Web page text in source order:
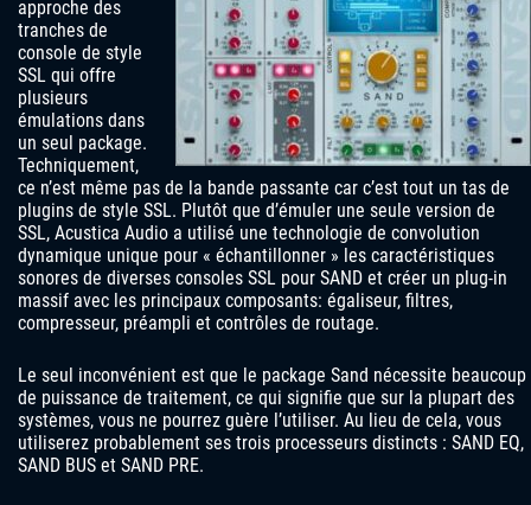
approche des
tranches de
console de style
SSL qui offre
plusieurs
émulations dans
un seul package.
Techniquement,
ce n’est même pas de la bande passante car c’est tout un tas de
plugins de style SSL. Plutôt que d’émuler une seule version de
SSL, Acustica Audio a utilisé une technologie de convolution
dynamique unique pour « échantillonner » les caractéristiques
sonores de diverses consoles SSL pour SAND et créer un plug-in
massif avec les principaux composants: égaliseur, filtres,
compresseur, préampli et contrôles de routage.
Le seul inconvénient est que le package Sand nécessite beaucoup
de puissance de traitement, ce qui signifie que sur la plupart des
systèmes, vous ne pourrez guère l’utiliser. Au lieu de cela, vous
utiliserez probablement ses trois processeurs distincts : SAND EQ,
SAND BUS et SAND PRE.